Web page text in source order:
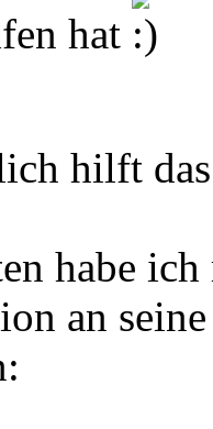
hat
hilft
habe
an